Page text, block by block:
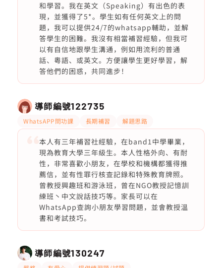
和學習。我在英文（Speaking）有出色的表
現，並獲得了5*。學生如有任何英文上的問
題，我可以提供24/7的whatsapp輔助，並解
答學生的困難。我沒有相當補習經驗，但我可
以有自信地跟學生溝通，例如用流利的普通
話、粵語、或英文。方便讓學生更好學習，解
答他們的困惑，共同進步！
導師編號122735
WhatsAPP問功課 長期補習 解題思路
本人有三年補習社經驗，在band1中學畢業，
現為教育大學三年級生。本人性格外向、有耐
性，非常喜歡小朋友，在學校和機構都獲得推
薦信，並有性罪行核查記錄和特殊教育牌照。
曾教授興趣班和游泳班，曾在NGO教授記憶訓
練班丶中文說話技巧等。家長可以在
WhatsApp查詢小朋友學習問題，並會教授溫
書和考試技巧。
導師編號130247